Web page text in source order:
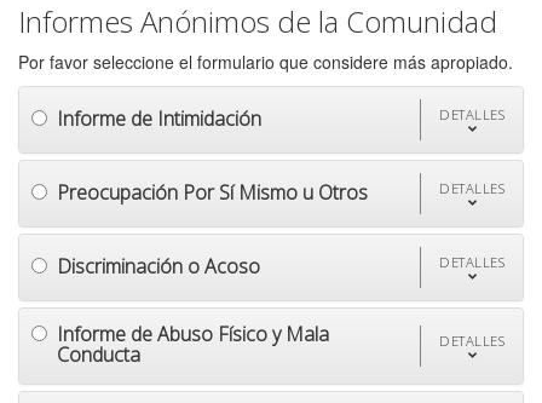
Informes Anónimos de la Comunidad
Por favor seleccione el formulario que considere más apropiado.
Informe de Intimidación DETALLES
Preocupación Por Sí Mismo u Otros DETALLES
Discriminación o Acoso DETALLES
Informe de Abuso Físico y Mala
Conducta
DETALLES